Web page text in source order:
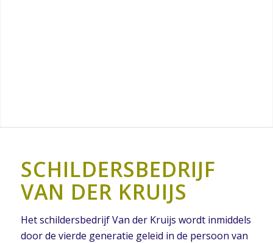
SCHILDERSBEDRIJF
VAN DER KRUIJS
Het schildersbedrijf Van der Kruijs wordt inmiddels
door de vierde generatie geleid in de persoon van